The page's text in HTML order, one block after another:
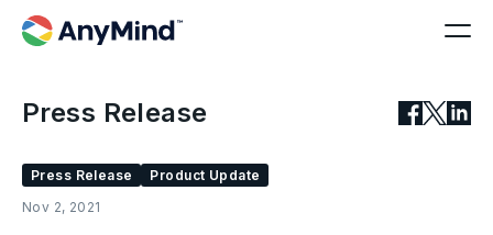
Press Release
Press Release
Product Update
Nov 2, 2021